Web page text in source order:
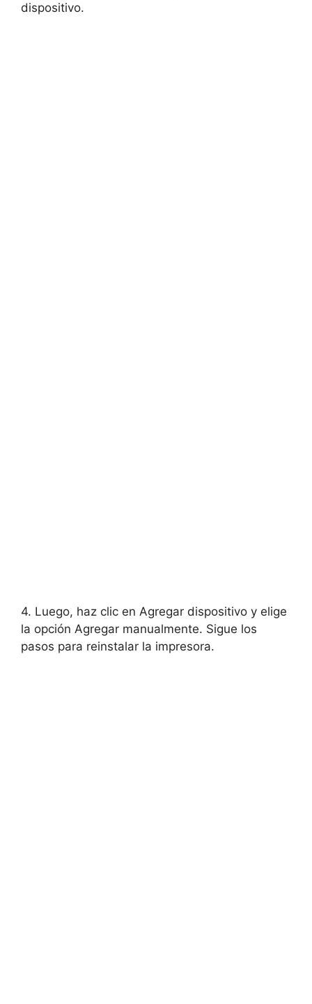
dispositivo.
4. Luego, haz clic en Agregar dispositivo y elige
la opción Agregar manualmente. Sigue los
pasos para reinstalar la impresora.